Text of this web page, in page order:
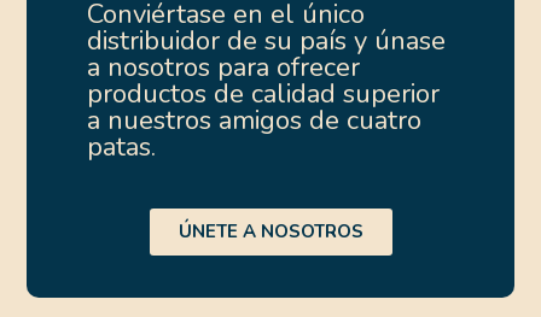
Conviértase en el único
distribuidor de su país y únase
a nosotros para ofrecer
productos de calidad superior
a nuestros amigos de cuatro
patas.
ÚNETE A NOSOTROS